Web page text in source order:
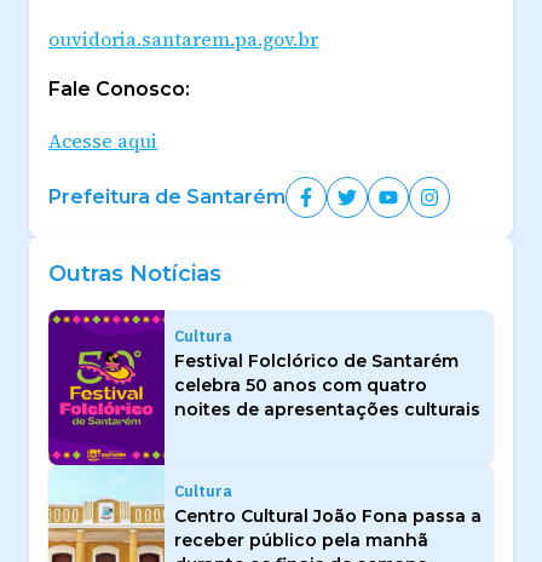
ouvidoria.santarem.pa.gov.br
Fale Conosco:
Acesse aqui
Prefeitura de Santarém
Outras Notícias
Cultura
Festival Folclórico de Santarém
celebra 50 anos com quatro
noites de apresentações culturais
Cultura
Centro Cultural João Fona passa a
receber público pela manhã